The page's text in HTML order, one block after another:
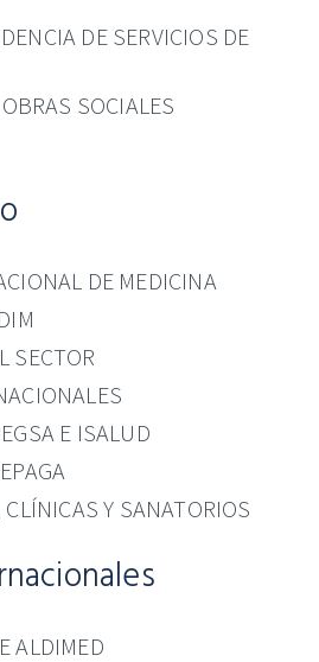
DE SERVICIOS DE
SOCIALES
DE MEDICINA
SECTOR
E ISALUD
Y SANATORIOS
ALDIMED